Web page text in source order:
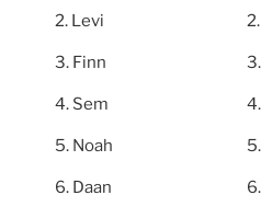
Levi
Finn
Sem
Noah
Daan